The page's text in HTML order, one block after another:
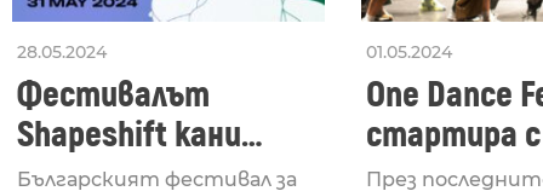
28.05.2024
Фестивалът
Shapeshift кани
Fabrizio Mammarella
Българският фестивал за
01.05.2024
One Dance
стартира
Lucid,
През